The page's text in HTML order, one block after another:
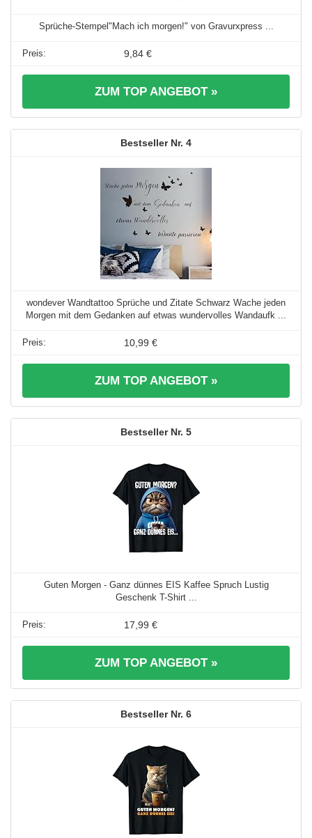
Sprüche-Stempel"Mach ich morgen!" von Gravurxpress ...
9,84 €
ZUM TOP ANGEBOT »
4
wondever Wandtattoo Sprüche und Zitate Schwarz Wache jeden
Morgen mit dem Gedanken auf etwas wundervolles Wandaufk ...
10,99 €
ZUM TOP ANGEBOT »
5
Guten Morgen - Ganz dünnes EIS Kaffee Spruch Lustig
Geschenk T-Shirt ...
17,99 €
ZUM TOP ANGEBOT »
6